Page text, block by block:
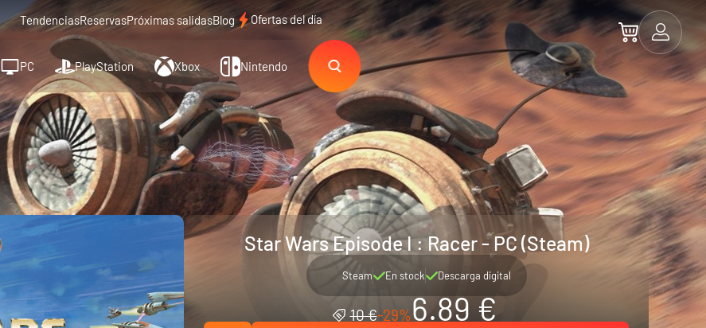
TendenciasReservasPróximas salidasBlog Ofertas del día
PC PlayStation Xbox Nintendo
Star Wars Episode I : Racer - PC (Steam)
Steam En stock Descarga digital
10 €-29%6.89 €